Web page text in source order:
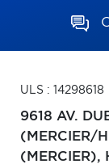
ULS : 14298618
9618 AV.
(MERCIER/
(MERCIER),